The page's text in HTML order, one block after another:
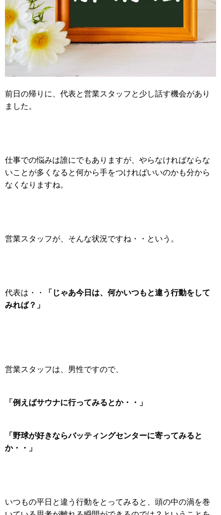
前日の帰りに、代表と営業スタッフと少し話す機会があり
ました。
仕事での悩みは誰にでもありますが、やらなければならな
いことが多くなると何から手をつければいいのかも分から
なくなりますね。
営業スタッフが、そんな状況ですね・・という。
代表は・・
「じゃあ今日は、何かいつもと違う行動をして
みれば？」
営業スタッフは、男性ですので、
「例えばサウナに行ってみるとか・・」
「野球が好きならバッティングセンターに寄ってみると
か・・」
いつもの平日と違う行動をとってみると、頭の中の渦を巻